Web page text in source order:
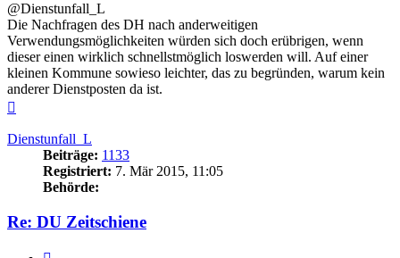
@Dienstunfall_L
Die Nachfragen des DH nach anderweitigen
Verwendungsmöglichkeiten würden sich doch erübrigen, wenn
dieser einen wirklich schnellstmöglich loswerden will. Auf einer
kleinen Kommune sowieso leichter, das zu begründen, warum kein
anderer Dienstposten da ist.
Dienstunfall_L
Beiträge: 1133
Registriert: 7. Mär 2015, 11:05
Behörde:
Re: DU Zeitschiene